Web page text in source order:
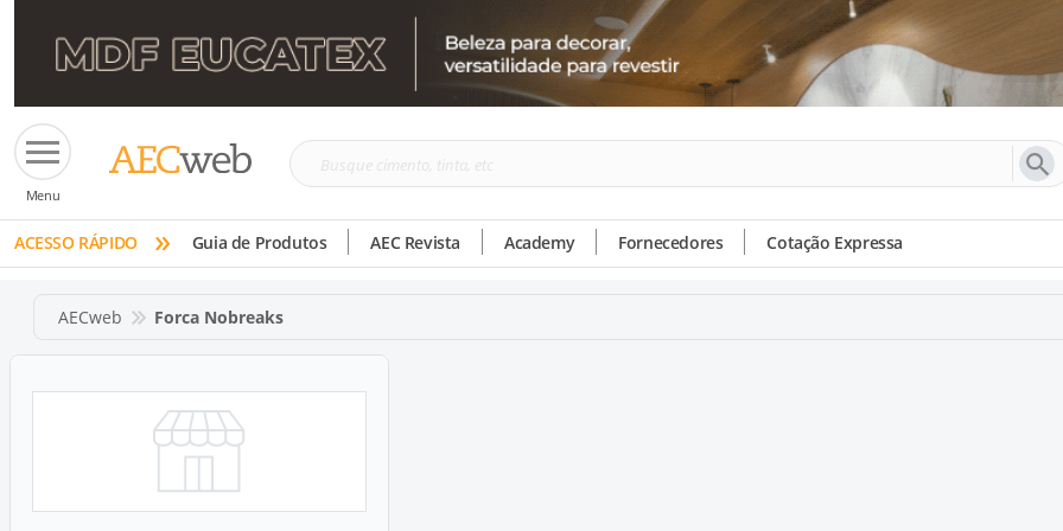
Menu
Busque
tinta,
etc
ACESSO RÁPIDO » Guia de Produtos AEC Revista Academy Fornecedores Cotação Expressa
AECweb Forca Nobreaks